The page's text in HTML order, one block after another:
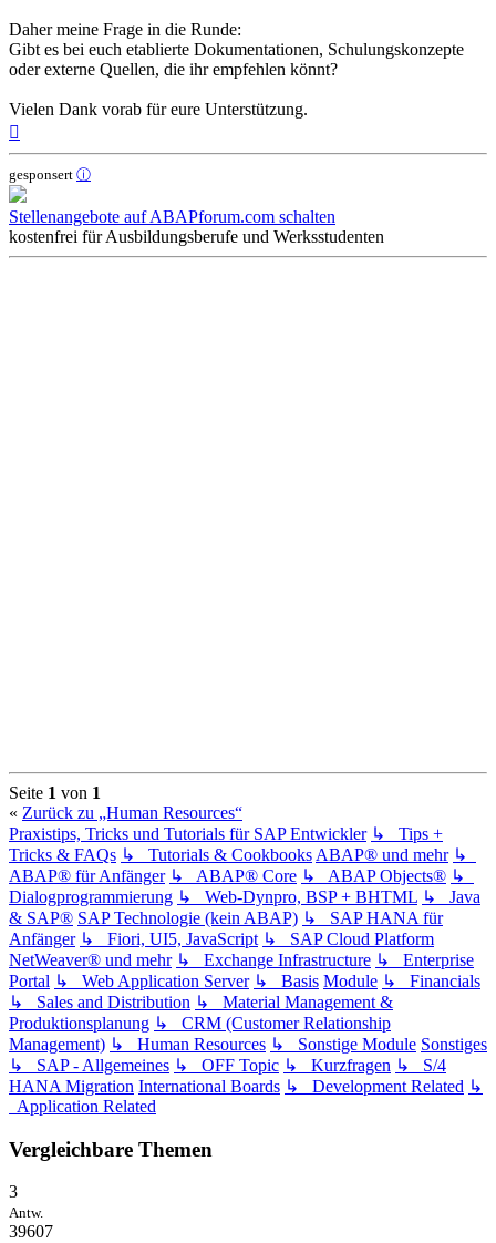
Daher meine Frage in die Runde:
Gibt es bei euch etablierte Dokumentationen, Schulungskonzepte
oder externe Quellen, die ihr empfehlen könnt?
Vielen Dank vorab für eure Unterstützung.
gesponsert ⓘ
Stellenangebote auf ABAPforum.com schalten
kostenfrei für Ausbildungsberufe und Werksstudenten
Seite 1 von 1
« Zurück zu „Human Resources“
Praxistips, Tricks und Tutorials für SAP Entwickler ↳ Tips +
Tricks & FAQs ↳ Tutorials & Cookbooks ABAP® und mehr ↳
ABAP® für Anfänger ↳ ABAP® Core ↳ ABAP Objects® ↳
Dialogprogrammierung ↳ Web-Dynpro, BSP + BHTML ↳ Java
& SAP® SAP Technologie (kein ABAP) ↳ SAP HANA für
Anfänger ↳ Fiori, UI5, JavaScript ↳ SAP Cloud Platform
NetWeaver® und mehr ↳ Exchange Infrastructure ↳ Enterprise
Portal ↳ Web Application Server ↳ Basis Module ↳ Financials
↳ Sales and Distribution ↳ Material Management &
Produktionsplanung ↳ CRM (Customer Relationship
Management) ↳ Human Resources ↳ Sonstige Module Sonstiges
↳ SAP - Allgemeines ↳ OFF Topic ↳ Kurzfragen ↳ S/4
HANA Migration International Boards ↳ Development Related ↳
Application Related
Vergleichbare Themen
3
Antw.
39607